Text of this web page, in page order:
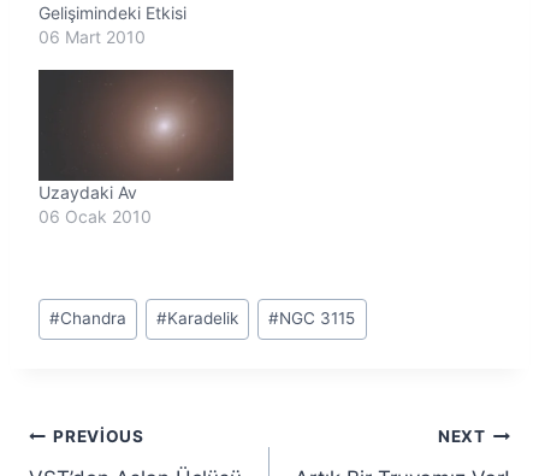
Gelişimindeki Etkisi
06 Mart 2010
Uzaydaki Av
06 Ocak 2010
Post
Tags:
#Chandra #Karadelik #NGC 3115
Yazı
PREVIOUS NEXT